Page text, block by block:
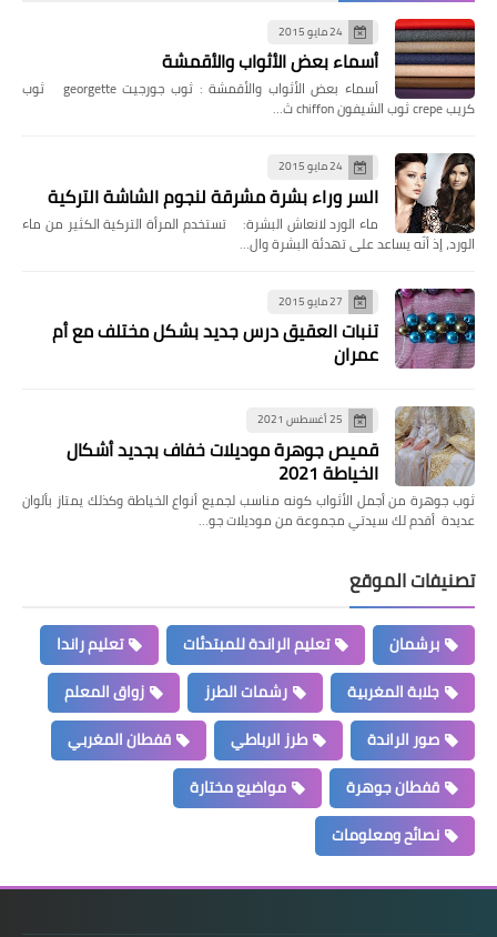
24 مايو 2015
أسماء بعض الأثواب والأقمشة
أسماء بعض الأثواب والأقمشة : ثوب جورجيت georgette ثوب
كريب crepe ثوب الشيفون chiffon ث…
24 مايو 2015
السر وراء بشرة مشرقة لنجوم الشاشة التركية
ماء الورد لانعاش البشرة: تستخدم المرأة التركية الكثير من ماء
الورد، إذ أنّه يساعد على تهدئة البشرة وال…
27 مايو 2015
تنبات العقيق درس جديد بشكل مختلف مع أم
عمران
25 أغسطس 2021
قميص جوهرة موديلات خفاف بجديد أشكال
الخياطة 2021
ثوب جوهرة من أجمل الأثواب كونه مناسب لجميع أنواع الخياطة وكذلك يمتاز بألوان
عديدة أقدم لك سيدتي مجموعة من موديلات جو…
تصنيفات الموقع
برشمان تعليم الراندة للمبتدئات
تعليم راندا
جلابة المغربية
رشمات الطرز
زواق المعلم
صور الراندة
طرز الرباطي
قفطان المغربي
قفطان جوهرة
مواضيع مختارة
نصائح ومعلومات